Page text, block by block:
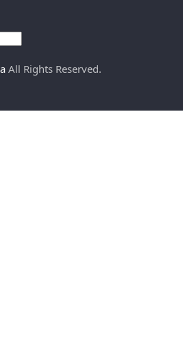
All Rights Reserved.